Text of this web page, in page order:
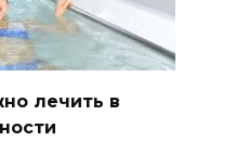
лечить в